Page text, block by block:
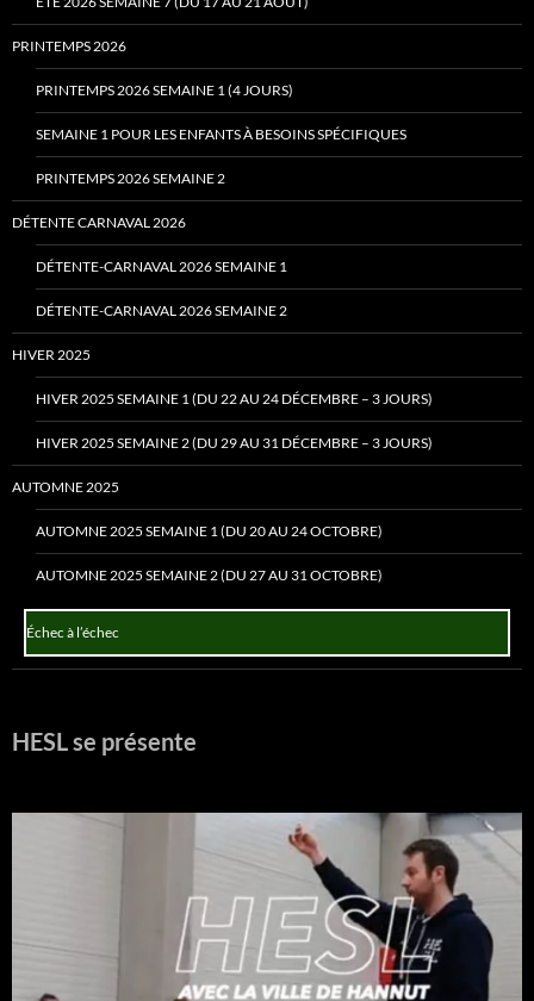
PRINTEMPS 2026
PRINTEMPS 2026 SEMAINE 1 (4 JOURS)
SEMAINE 1 POUR LES ENFANTS À BESOINS SPÉCIFIQUES
PRINTEMPS 2026 SEMAINE 2
DÉTENTE CARNAVAL 2026
DÉTENTE-CARNAVAL 2026 SEMAINE 1
DÉTENTE-CARNAVAL 2026 SEMAINE 2
HIVER 2025
HIVER 2025 SEMAINE 1 (DU 22 AU 24 DÉCEMBRE – 3 JOURS)
HIVER 2025 SEMAINE 2 (DU 29 AU 31 DÉCEMBRE – 3 JOURS)
AUTOMNE 2025
AUTOMNE 2025 SEMAINE 1 (DU 20 AU 24 OCTOBRE)
AUTOMNE 2025 SEMAINE 2 (DU 27 AU 31 OCTOBRE)
Échec à l’échec
HESL se présente